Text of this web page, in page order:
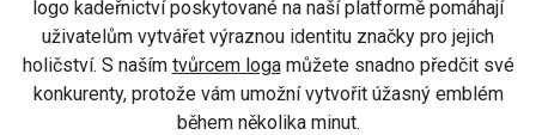
logo kadeřnictví poskytované na naší platformě pomáhají
uživatelům vytvářet výraznou identitu značky pro jejich
holičství. S naším tvůrcem logamůžete snadno předčit své
konkurenty, protože vám umožní vytvořit úžasný emblém
během několika minut.